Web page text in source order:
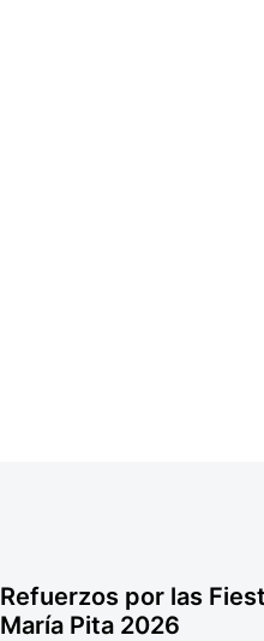
Refuerzos por las
María Pita 2026